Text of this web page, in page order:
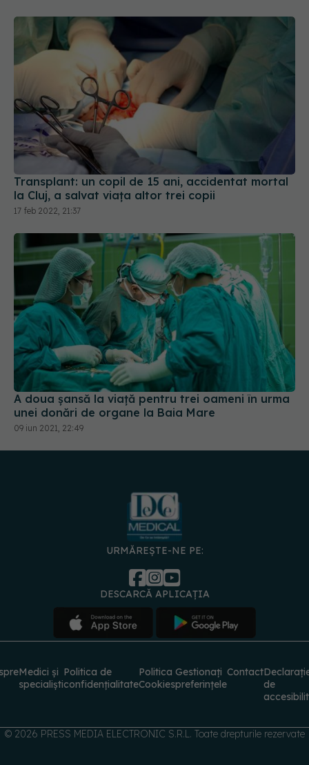
Transplant: un copil de 15 ani, accidentat mortal
la Cluj, a salvat viața altor trei copii
17 feb 2022, 21:37
A doua șansă la viață pentru trei oameni în urma
unei donări de organe la Baia Mare
09 iun 2021, 22:49
URMĂREȘTE-NE PE:
DESCARCĂ APLICAȚIA
Medici și
specialiști
Politica de
confidențialitate
Politica
Cookies
Gestionați
preferințele
Contact
de
© 2026 PRESS MEDIA ELECTRONIC S.R.L. Toate drepturile rezervate